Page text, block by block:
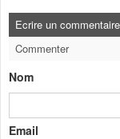
Ecrire un commentaire
Commenter
Nom
Email